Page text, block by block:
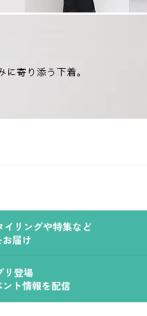
イリングや特集など
届け
リ登場
ト情報を配信